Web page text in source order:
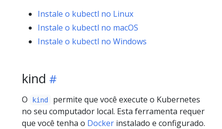
Instale o kubectl no Linux
Instale o kubectl no macOS
Instale o kubectl no Windows
kind
O kind
permite que você execute o Kubernetes
no seu computador local. Esta ferramenta requer
que você tenha o Docker instalado e configurado.